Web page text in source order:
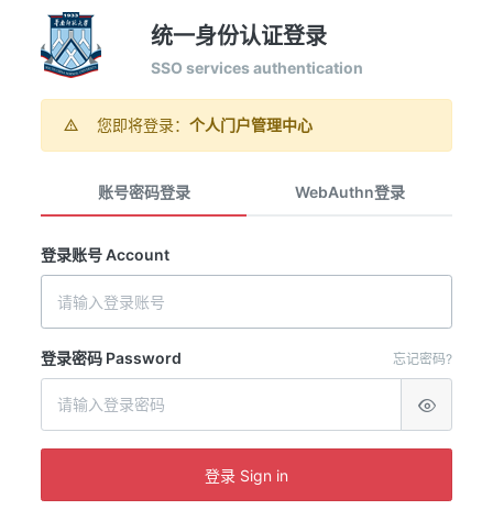
统一身份认证登录
SSO services authentication
您即将登录： 个人门户管理中心
账号密码登录 WebAuthn登录
登录账号 Account
忘记密码?
登录密码 Password
登录 Sign in